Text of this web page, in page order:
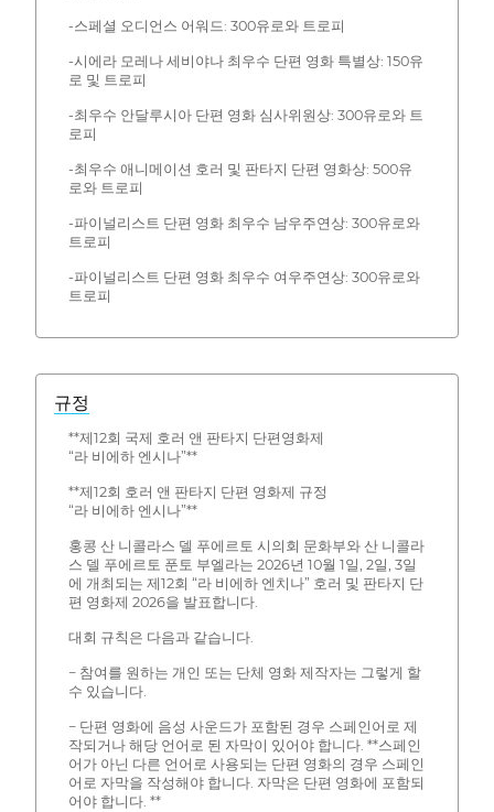
-스페셜 오디언스 어워드: 300유로와 트로피
-시에라 모레나 세비야나 최우수 단편 영화 특별상: 150유
로 및 트로피
-최우수 안달루시아 단편 영화 심사위원상: 300유로와 트
로피
-최우수 애니메이션 호러 및 판타지 단편 영화상: 500유
로와 트로피
-파이널리스트 단편 영화 최우수 남우주연상: 300유로와
트로피
-파이널리스트 단편 영화 최우수 여우주연상: 300유로와
트로피
규정
**제12회 국제 호러 앤 판타지 단편영화제
“라 비에하 엔시나”**
**제12회 호러 앤 판타지 단편 영화제 규정
“라 비에하 엔시나”**
홍콩 산 니콜라스 델 푸에르토 시의회 문화부와 산 니콜라
스 델 푸에르토 푼토 부엘라는 2026년 10월 1일, 2일, 3일
에 개최되는 제12회 “라 비에하 엔치나” 호러 및 판타지 단
편 영화제 2026을 발표합니다.
대회 규칙은 다음과 같습니다.
− 참여를 원하는 개인 또는 단체 영화 제작자는 그렇게 할
수 있습니다.
− 단편 영화에 음성 사운드가 포함된 경우 스페인어로 제
작되거나 해당 언어로 된 자막이 있어야 합니다. **스페인
어가 아닌 다른 언어로 사용되는 단편 영화의 경우 스페인
어로 자막을 작성해야 합니다. 자막은 단편 영화에 포함되
어야 합니다. **